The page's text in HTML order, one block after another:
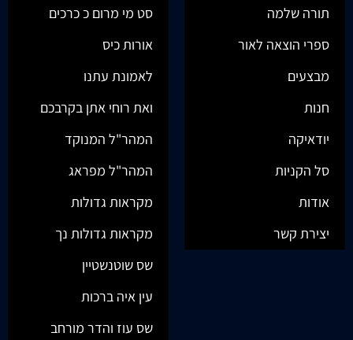
תורה שלמה
ספרי הוצאה לאור
מבצעים
חנות
יודאיקה
סל הקניות
אודות
יצירת קשר
סט מי מרום כ כרכים
אורות כיס
לאמונת עתנו
ואת רוחי אתן בקרבכם
המהר"ל המנוקד
המהר"ל מפראג
מקראות גדולות
מקראות גדולות נך
שס שוטנשטיין
עין איה ברכות
שס עוז והדר מורחב